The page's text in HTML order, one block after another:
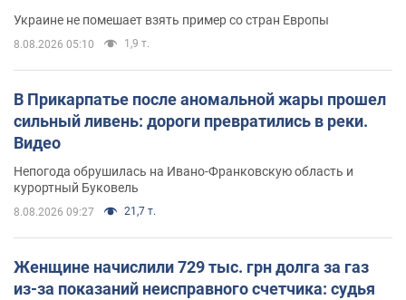
Украине не помешает взять пример со стран Европы
8.08.2026 05:10 1,9 т.
В Прикарпатье после аномальной жары прошел
сильный ливень: дороги превратились в реки.
Видео
Непогода обрушилась на Ивано-Франковскую область и
курортный Буковель
8.08.2026 09:27 21,7 т.
Женщине начислили 729 тыс. грн долга за газ
из-за показаний неисправного счетчика: судья